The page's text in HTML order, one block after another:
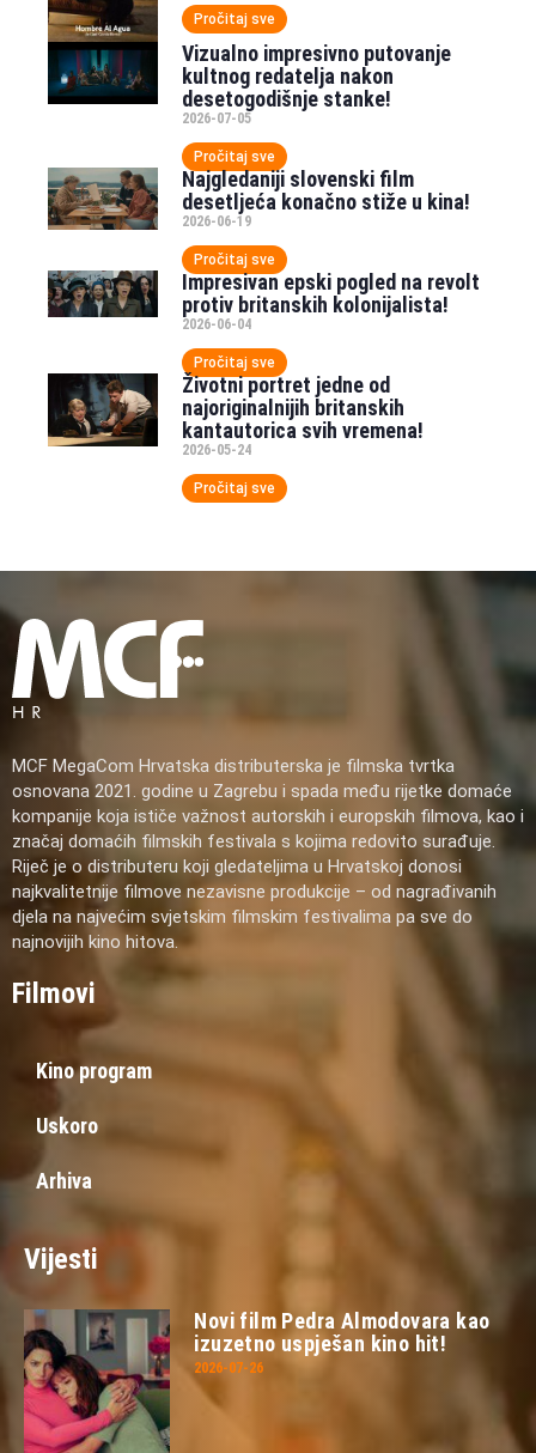
Pročitaj sve
Vizualno impresivno putovanje
kultnog redatelja nakon
desetogodišnje stanke!
2026-07-05
Pročitaj sve
Najgledaniji slovenski film
desetljeća konačno stiže u kina!
2026-06-19
Pročitaj sve
Impresivan epski pogled na revolt
protiv britanskih kolonijalista!
2026-06-04
Pročitaj sve
Životni portret jedne od
najoriginalnijih britanskih
kantautorica svih vremena!
2026-05-24
Pročitaj sve
MCF MegaCom Hrvatska distributerska je filmska tvrtka
osnovana 2021. godine u Zagrebu i spada među rijetke domaće
kompanije koja ističe važnost autorskih i europskih filmova, kao i
značaj domaćih filmskih festivala s kojima redovito surađuje.
Riječ je o distributeru koji gledateljima u Hrvatskoj donosi
najkvalitetnije filmove nezavisne produkcije – od nagrađivanih
djela na najvećim svjetskim filmskim festivalima pa sve do
najnovijih kino hitova.
Filmovi
Kino program
Uskoro
Arhiva
Vijesti
Novi film Pedra Almodovara kao
izuzetno uspješan kino hit!
2026-07-26